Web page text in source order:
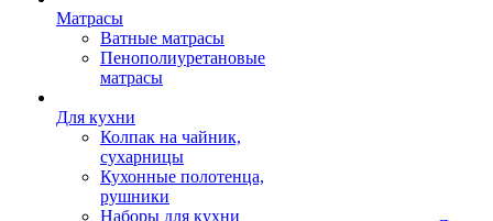
Матрасы
Ватные матрасы
Пенополиуретановые
матрасы
Для кухни
Колпак на чайник,
сухарницы
Кухонные полотенца,
рушники
Наборы для кухни